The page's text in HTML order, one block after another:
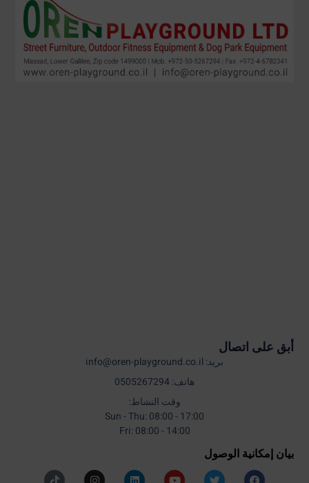
أبق على اتصال
بريد: info@oren-playground.co.il
هاتف: 0505267294
وقت النشاط:
Sun - Thu: 08:00 - 17:00
Fri: 08:00 - 14:00
بيان إمكانية الوصول